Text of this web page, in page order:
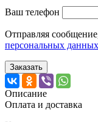
Ваш телефон
Отправляя
персональных данных
Заказать
Описание
Оплата и доставка